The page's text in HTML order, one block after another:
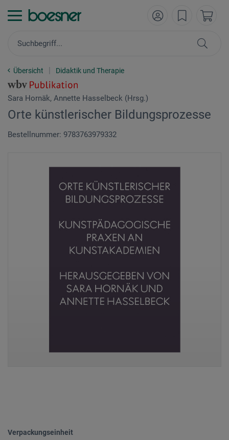
Übersicht Didaktik und Therapie
Sara Hornäk, Annette Hasselbeck (Hrsg.)
Orte künstlerischer Bildungsprozesse
Bestellnummer: 9783763979332
Verpackungseinheit